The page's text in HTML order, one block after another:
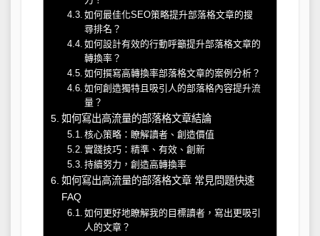
如何最佳化SEO策略提升部落格文章的搜
尋排名？
如何設計有效的行動呼籲提升部落格文章的
轉換率？
如何撰寫高轉換率部落格文章的案例分析？
如何創造獨特且吸引人的部落格內容提升流
量？
如何寫出高流量的部落格文章結論
核心策略：瞭解讀者、創造價值
實踐技巧：精準、有效、創新
持續努力，創造高轉換率
如何寫出高流量的部落格文章 常見問題快速
FAQ
如何更好地瞭解我的目標讀者，寫出更吸引
人的文章？